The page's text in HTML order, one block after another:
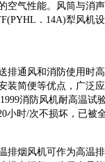
空气性能。风筒与消
．14A)犁风机
排通风和消防使用时
装简便等优点，广泛
消防风机耐高温
小时/次不损坏，已被
排烟风机可作为高温